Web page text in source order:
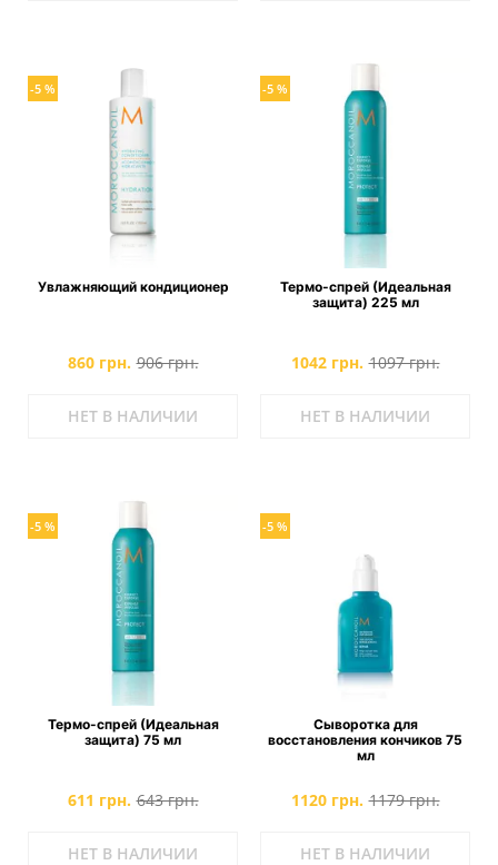
-5 %
Увлажняющий кондиционер
860 грн. 906 грн.
НЕТ В НАЛИЧИИ
-5 %
Термо-спрей (Идеальная
защита) 225 мл
1042 грн. 1097 грн.
НЕТ В НАЛИЧИИ
-5 %
Термо-спрей (Идеальная
защита) 75 мл
611 грн. 643 грн.
НЕТ В НАЛИЧИИ
-5 %
Сыворотка для
восстановления кончиков 75
мл
1120 грн. 1179 грн.
НЕТ В НАЛИЧИИ